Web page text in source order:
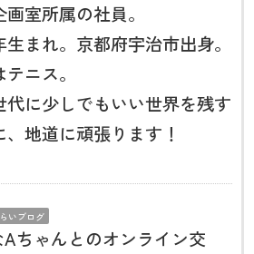
室所属の社員。
生まれ。京都府宇治市出身。
ニス。
代に少しでもいい世界を残す
、地道に頑張ります！
いブログ
ちゃんとのオンライン交